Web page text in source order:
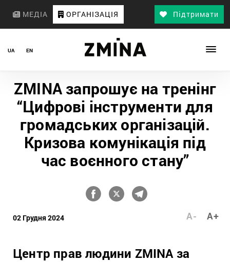
МЕДІА ОРГАНІЗАЦІЯ Підтримати
UA EN
ZMINA запрошує на тренінг
“Цифрові інструменти для
громадських організацій.
Кризова комунікація під
час воєнного стану”
02 Грудня 2024 A+
A-
Центр прав людини ZMINA за